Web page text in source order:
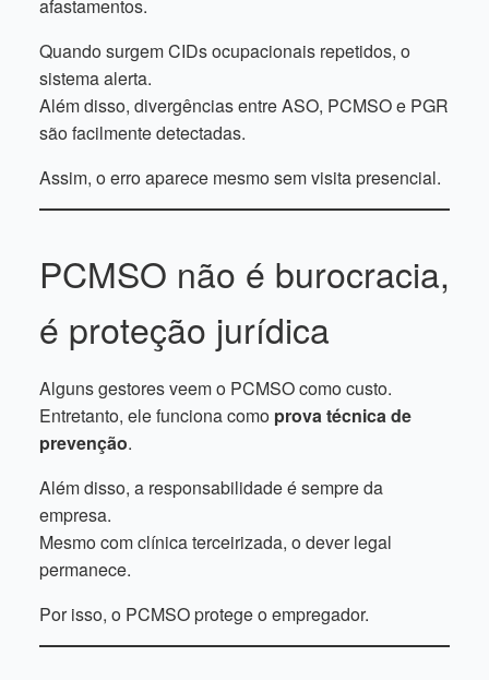
afastamentos.
Quando surgem CIDs ocupacionais repetidos, o
sistema alerta.
Além disso, divergências entre ASO, PCMSO e PGR
são facilmente detectadas.
Assim, o erro aparece mesmo sem visita presencial.
PCMSO não é burocracia,
é proteção jurídica
Alguns gestores veem o PCMSO como custo.
Entretanto, ele funciona como prova técnica de
prevenção.
Além disso, a responsabilidade é sempre da
empresa.
Mesmo com clínica terceirizada, o dever legal
permanece.
Por isso, o PCMSO protege o empregador.